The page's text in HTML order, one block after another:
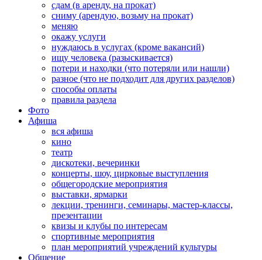
сдам (в аренду, на прокат)
сниму (арендую, возьму на прокат)
меняю
окажу услуги
нуждаюсь в услугах (кроме вакансий)
ищу человека (разыскивается)
потери и находки (что потеряли или нашли)
разное (что не подходит для других разделов)
способы оплаты
правила раздела
Фото
Афиша
вся афиша
кино
театр
дискотеки, вечеринки
концерты, шоу, цирковые выступления
общегородские мероприятия
выставки, ярмарки
лекции, тренинги, семинары, мастер-классы,
презентации
квизы и клубы по интересам
спортивные мероприятия
план мероприятий учреждений культуры
Общение